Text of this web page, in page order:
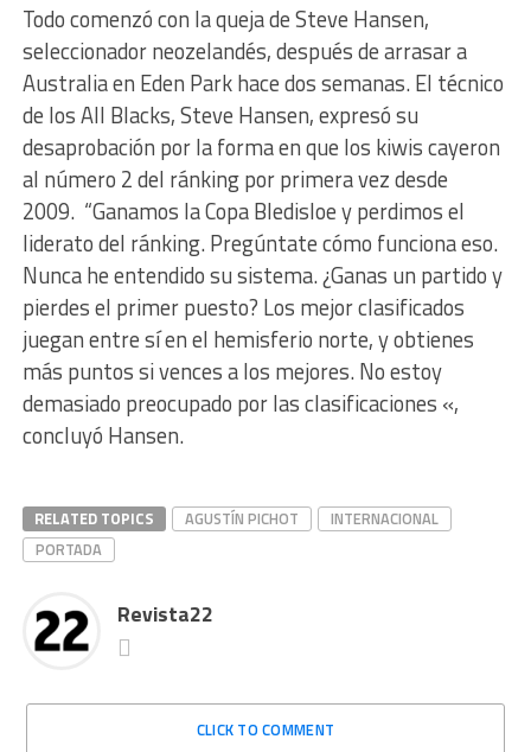
Todo comenzó con la queja de Steve Hansen,
seleccionador neozelandés, después de arrasara
Australia en Eden Park hace dos semanas. El técnico
de los All Blacks, Steve Hansen, expresó su
desaprobación por la forma en que los kiwis cayeron
al número 2 del ránking por primera vez desde
2009. “Ganamos la Copa Bledisloe y perdimos el
liderato del ránking. Pregúntate cómo funciona eso.
Nunca he entendido su sistema. ¿Ganas un partido y
pierdes el primer puesto? Los mejor clasificados
juegan entre sí en el hemisferio norte, y obtienes
más puntos si vences a los mejores. No estoy
demasiado preocupado por las clasificaciones «,
concluyó Hansen.
RELATED TOPICS AGUSTÍN PICHOT
INTERNACIONAL
PORTADA
Revista22
CLICK TO COMMENT